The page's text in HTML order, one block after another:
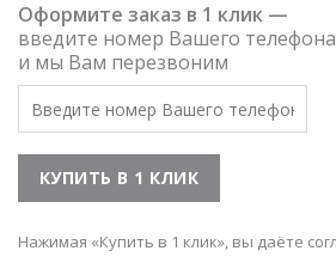
Оформите заказ в 1 клик —
введите номер Вашего телефона
и мы Вам перезвоним
Нажимая «Купить в 1 клик», вы даёте